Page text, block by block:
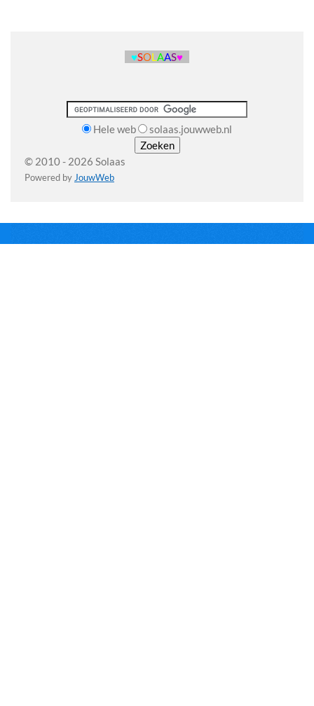
♥SOLAAS♥
Hele web solaas.jouwweb.nl
© 2010 - 2026 Solaas
Powered by JouwWeb